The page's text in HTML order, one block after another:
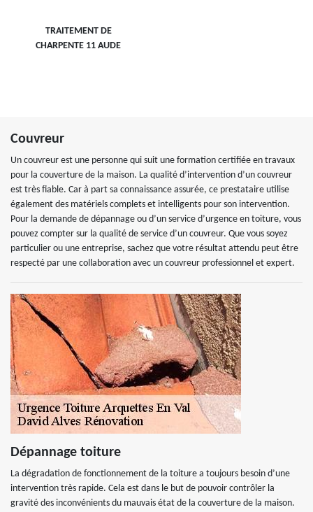
TRAITEMENT DE
CHARPENTE 11 AUDE
Couvreur
Un couvreur est une personne qui suit une formation certifiée en travaux
pour la couverture de la maison. La qualité d’intervention d’un couvreur
est très fiable. Car à part sa connaissance assurée, ce prestataire utilise
également des matériels complets et intelligents pour son intervention.
Pour la demande de dépannage ou d’un service d’urgence en toiture, vous
pouvez compter sur la qualité de service d’un couvreur. Que vous soyez
particulier ou une entreprise, sachez que votre résultat attendu peut être
respecté par une collaboration avec un couvreur professionnel et expert.
Dépannage toiture
La dégradation de fonctionnement de la toiture a toujours besoin d’une
intervention très rapide. Cela est dans le but de pouvoir contrôler la
gravité des inconvénients du mauvais état de la couverture de la maison.